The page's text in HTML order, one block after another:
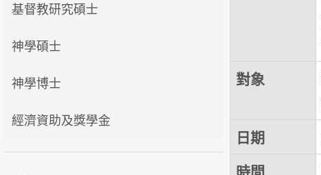
基督教研究碩士
神學碩士
神學博士
經濟資助及獎學金
對象
日期
時間